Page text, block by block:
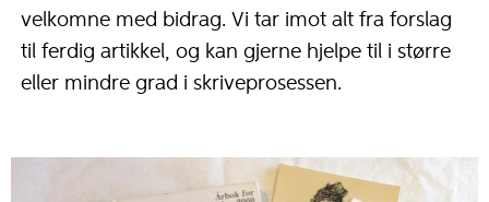
velkomne med bidrag. Vi tar imot alt fra forslag
til ferdig artikkel, og kan gjerne hjelpe til i større
eller mindre grad i skriveprosessen.